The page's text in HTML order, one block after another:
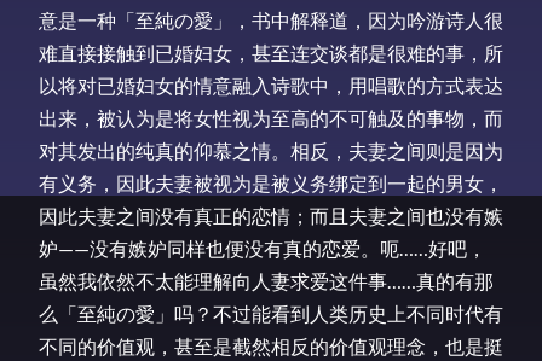
意是一种「至純の愛」，书中解释道，因为吟游诗人很
难直接接触到已婚妇女，甚至连交谈都是很难的事，所
以将对已婚妇女的情意融入诗歌中，用唱歌的方式表达
出来，被认为是将女性视为至高的不可触及的事物，而
对其发出的纯真的仰慕之情。相反，夫妻之间则是因为
有义务，因此夫妻被视为是被义务绑定到一起的男女，
因此夫妻之间没有真正的恋情；而且夫妻之间也没有嫉
妒——没有嫉妒同样也便没有真的恋爱。呃……好吧，
虽然我依然不太能理解向人妻求爱这件事……真的有那
么「至純の愛」吗？不过能看到人类历史上不同时代有
不同的价值观，甚至是截然相反的价值观理念，也是挺